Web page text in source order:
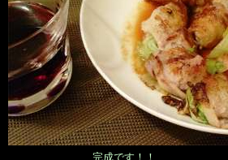
完成です！！